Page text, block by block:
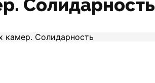
Солидарность